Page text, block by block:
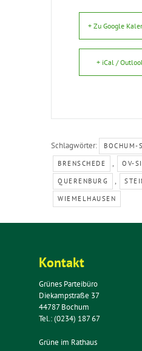
+ Zu Google
+ iCal /
Schlagwörter: BOCHUM-
BRENSCHEDE , OV-
QUERENBURG ,
WIEMELHAUSEN
Kontakt
Grünes Parteibüro
Diekampstraße 37
44787 Bochum
Tel.: (0234) 187 67
Grüne im Rathaus